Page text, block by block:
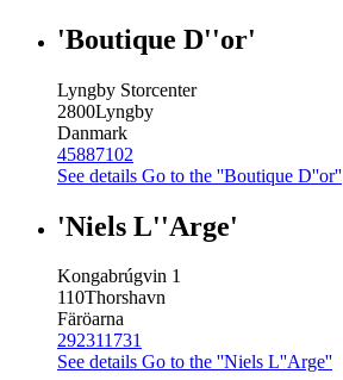
'Boutique D''or'
Lyngby Storcenter
2800Lyngby
Danmark
45887102
See details Go to the ''Boutique D''or''
'Niels L''Arge'
Kongabrúgvin 1
110Thorshavn
Färöarna
292311731
See details Go to the ''Niels L''Arge''